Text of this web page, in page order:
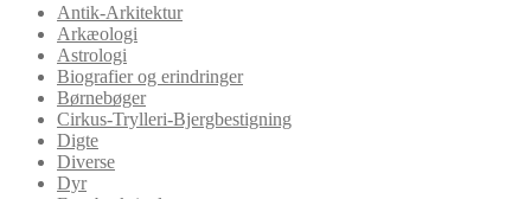
Antik-Arkitektur
Arkæologi
Astrologi
Biografier og erindringer
Børnebøger
Cirkus-Trylleri-Bjergbestigning
Digte
Diverse
Dyr